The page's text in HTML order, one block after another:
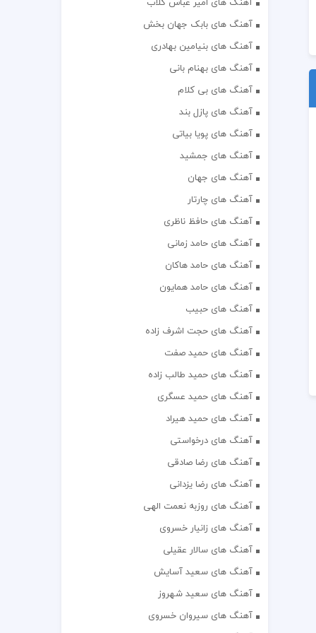
آهنگ های بابک جهان بخش
آهنگ های بنیامین بهادری
آهنگ های بهنام بانی
آهنگ های بی کلام
آهنگ های پازل بند
آهنگ های پویا بیاتی
آهنگ های جمشید
آهنگ های جهان
آهنگ های چارتار
آهنگ های حافظ ناظری
آهنگ های حامد زمانی
آهنگ های حامد هاکان
آهنگ های حامد همایون
آهنگ های حبیب
آهنگ های حجت اشرف زاده
آهنگ های حمید صفت
آهنگ های حمید طالب زاده
آهنگ های حمید عسگری
آهنگ های حمید هیراد
آهنگ های درخواستی
آهنگ های رضا صادقی
آهنگ های رضا یزدانی
آهنگ های روزبه نعمت الهی
آهنگ های زانیار خسروی
آهنگ های سالار عقیلی
آهنگ های سعید آسایش
آهنگ های سعید شهروز
آهنگ های سیروان خسروی